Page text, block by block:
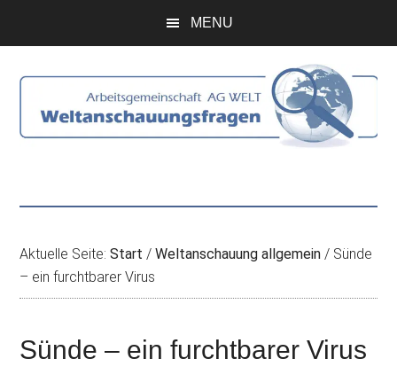
menu
MENU
Aktuelle Seite:Start / Weltanschauung allgemein / Sünde
– ein furchtbarer Virus
Sünde – ein furchtbarer Virus